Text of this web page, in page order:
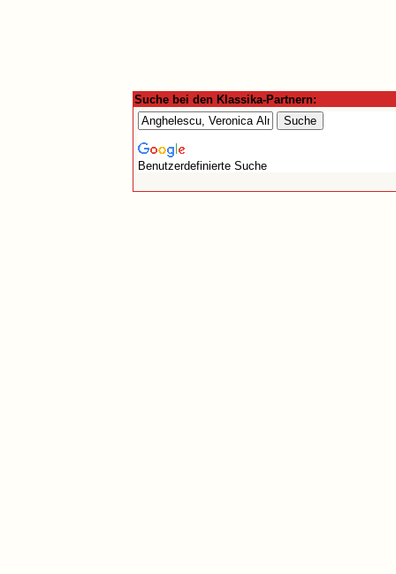
Suche bei den Klassika-Partnern:
Benutzerdefinierte Suche